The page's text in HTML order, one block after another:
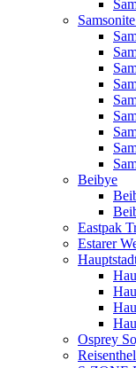
Beibye
Eastpak
Estarer
Osprey